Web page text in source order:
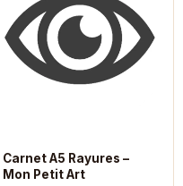
Carnet A5 Rayures –
Mon Petit Art